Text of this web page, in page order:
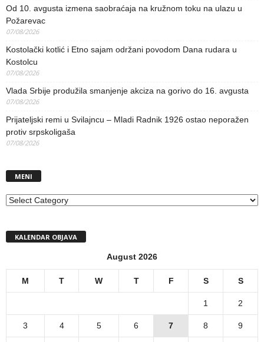
Od 10. avgusta izmena saobraćaja na kružnom toku na ulazu u
Požarevac
07/08/2026
Kostolački kotlić i Etno sajam održani povodom Dana rudara u
Kostolcu
07/08/2026
Vlada Srbije produžila smanjenje akciza na gorivo do 16. avgusta
07/08/2026
Prijateljski remi u Svilajncu – Mladi Radnik 1926 ostao neporažen
protiv srpskoligaša
07/08/2026
MENI
MENI
KALENDAR OBJAVA
August 2026
M T W T F S S
1 2
3 4 5 6 7 8 9